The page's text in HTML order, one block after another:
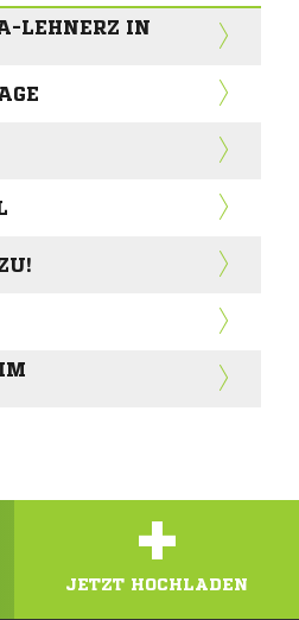
LEHNERZ IN
K
+
JETZT HOCHLADEN